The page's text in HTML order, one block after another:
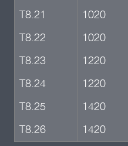
Т8.21
1020
Т8.22
1020
Т8.23
1220
Т8.24
1220
Т8.25
1420
Т8.26
1420